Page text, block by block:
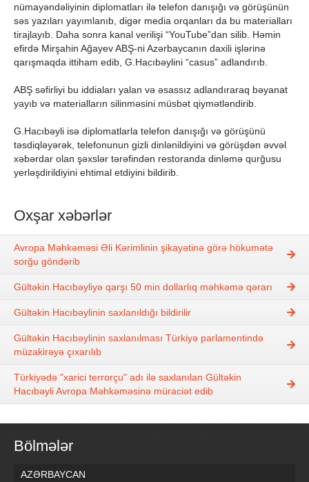
nümayəndəliyinin diplomatları ilə telefon danışığı və görüşünün
səs yazıları yayımlanıb, digər media orqanları da bu materialları
tirajlayıb. Daha sonra kanal verilişi “YouTube”dan silib. Həmin
efirdə Mirşahin Ağayev ABŞ-ni Azərbaycanın daxili işlərinə
qarışmaqda ittiham edib, G.Hacıbəylini “casus” adlandırıb.
ABŞ səfirliyi bu iddiaları yalan və əsassız adlandıraraq bəyanat
yayıb və materialların silinməsini müsbət qiymətləndirib.
G.Hacıbəyli isə diplomatlarla telefon danışığı və görüşünü
təsdiqləyərək, telefonunun gizli dinlənildiyini və görüşdən əvvəl
xəbərdar olan şəxslər tərəfindən restoranda dinləmə qurğusu
yerləşdirildiyini ehtimal etdiyini bildirib.
Oxşar xəbərlər
Avropa Məhkəməsi Əli Kərimlinin şikayətinə görə hökumətə
sorğu göndərib
Gültəkin Hacıbəyliyə qarşı 50 min dollarlıq məhkəmə qərarı
Gültəkin Hacıbəylinin saxlanıldığı bildirilir
Gültəkin Hacıbəylinin saxlanılması Türkiyə parlamentində
müzakirəyə çıxarılıb
Türkiyədə "xarici terrorçu" adı ilə saxlanılan Gültəkin
Hacıbəyli Avropa Məhkəməsinə müraciət edib
Bölmələr
AZƏRBAYCAN